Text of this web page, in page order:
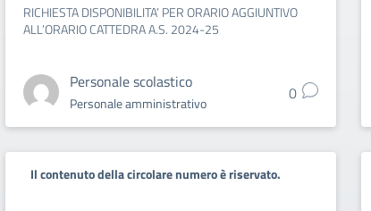
RICHIESTA DISPONIBILITA’ PER ORARIO AGGIUNTIVO
ALL’ORARIO CATTEDRA A.S. 2024-25
Personale scolastico
Personale amministrativo 0
Il contenuto della circolare numero è riservato.